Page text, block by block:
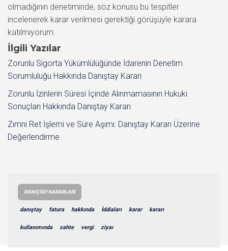
olmadığının denetiminde, söz konusu bu tespitler
incelenerek karar verilmesi gerektiği görüşüyle karara
katılmıyorum.
İlgili Yazılar
Zorunlu Sigorta Yükümlülüğünde İdarenin Denetim
Sorumluluğu Hakkında Danıştay Kararı
Zorunlu İzinlerin Süresi İçinde Alınmamasının Hukuki
Sonuçları Hakkında Danıştay Kararı
Zımni Ret İşlemi ve Süre Aşımı: Danıştay Kararı Üzerine
Değerlendirme
DANIŞTAY KARARLARI
danıştay fatura hakkında İddiaları karar kararı
kullanımında sahte vergi ziyaı